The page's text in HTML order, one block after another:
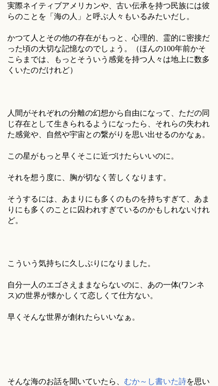
実際ネイティブアメリカンや、古い伝承を持つ民族には彼
らのことを「海の人」と呼ぶ人々もいるみたいだし。
かつて人とその他の存在がもっと、心理的、霊的に密接だ
った頃の大切な記憶なのでしょう。（ほんの100年前かそ
こらまでは、もっとそういう感覚を持つ人々は地上に数多
くいたのだけれど）
人間がそれぞれの分離の幻想から自由になって、ただの同
じ存在として生きられるようになったら、それらの失われ
た感覚や、自然や宇宙との繋がりを思い出せるのかなぁ。
この星がもっと早くそこに近づけたらいいのに。
それを想う度に、胸が切なく苦しくなります。
そうするには、あまりにも多くのものを持ちすぎて、あま
りにも多くのことに囚われすぎているのかもしれないけれ
ど。
こういう気持ちに久しぶりになりました。
自分一人のエゴさえままならないのに、あの一体(ワンネ
ス)の世界が懐かしくて恋しくて仕方ない。
早くそんな世界が創れたらいいなぁ。
そんな海のお話を聞いていたら、 むか～し書いた詩を思い